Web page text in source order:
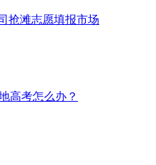
抢滩志愿填报市场
高考怎么办？